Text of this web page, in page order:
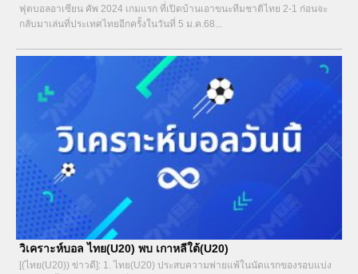
ฟุตบอลอาเซียน คัพ 2024 เกมแรก ที่เปิดบ้านเอาขนะทีมชาติไทย 2-1 ก่อนจะ
กลับมาเล่นที่ประเทศไทยอีกครั้งในวันที่ 5 ม.ค.68...
วิเคราะห์บอล ไทย(U20) พบ เกาหลีใต้(U20)
[(ไทย(U20)) ข่าวดี]: 1. ไทย(U20) ประสบความพ่ายแพ้ในนัดแรกของรอบแบ่ง